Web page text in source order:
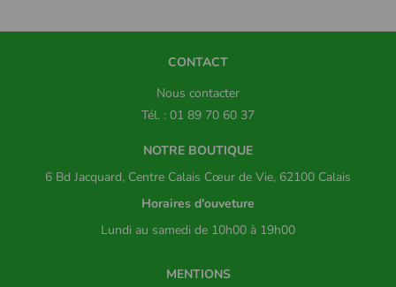
CONTACT
Nous contacter
Tél. : 01 89 70 60 37
NOTRE BOUTIQUE
6 Bd Jacquard, Centre Calais Cœur de Vie, 62100 Calais
Horaires d'ouveture
Lundi au samedi de 10h00 à 19h00
MENTIONS